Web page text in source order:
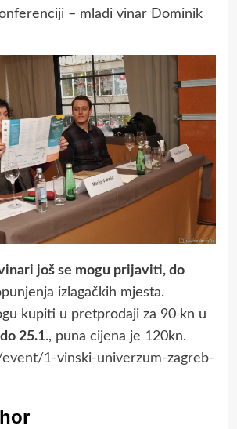
– mladi vinar Dominik
još se mogu prijaviti, do
izlagačkih mjesta.
kupiti u pretprodaji za 90 kn u
do 25.1., puna cijena je 120kn.
1-vinski-univerzum-zagreb-